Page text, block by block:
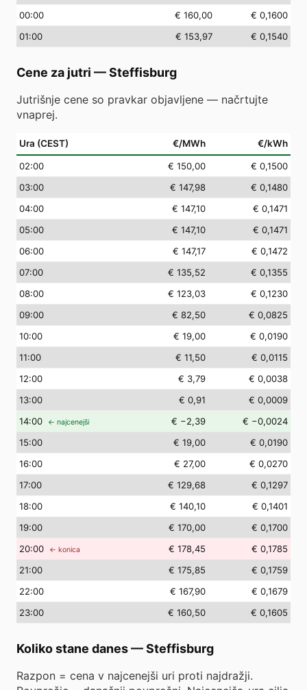
00:00 € 160,00
€ 0,1600
01:00 € 153,97 € 0,1540
Cene za jutri —Steffisburg
Jutrišnje cene so pravkar objavljene — načrtujte
vnaprej.
Ura (CEST) €/MWh €/kWh
02:00 € 150,00
€ 0,1500
03:00 € 147,98
€ 0,1480
04:00 € 147,10
€ 0,1471
05:00 € 147,10
€ 0,1471
06:00 € 147,17
€ 0,1472
07:00 € 135,52
€ 0,1355
08:00 € 123,03
€ 0,1230
09:00 € 82,50
€ 0,0825
10:00 € 19,00
€ 0,0190
11:00 € 11,50
€ 0,0115
12:00 € 3,79
€ 0,0038
13:00 € 0,91
€ 0,0009
14:00 ← najcenejši € −2,39
€ −0,0024
15:00 € 19,00
€ 0,0190
16:00 € 27,00
€ 0,0270
17:00 € 129,68
€ 0,1297
18:00 € 140,10
€ 0,1401
19:00 € 170,00
€ 0,1700
20:00 ← konica € 178,45
€ 0,1785
21:00 € 175,85
€ 0,1759
22:00 € 167,90
€ 0,1679
23:00 € 160,50 € 0,1605
Koliko stane danes—Steffisburg
Razpon = cena v najcenejši uri proti najdražji.